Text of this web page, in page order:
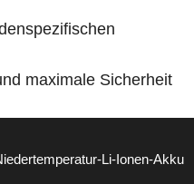
maximale Sicherheit
Li-Ionen-Akku